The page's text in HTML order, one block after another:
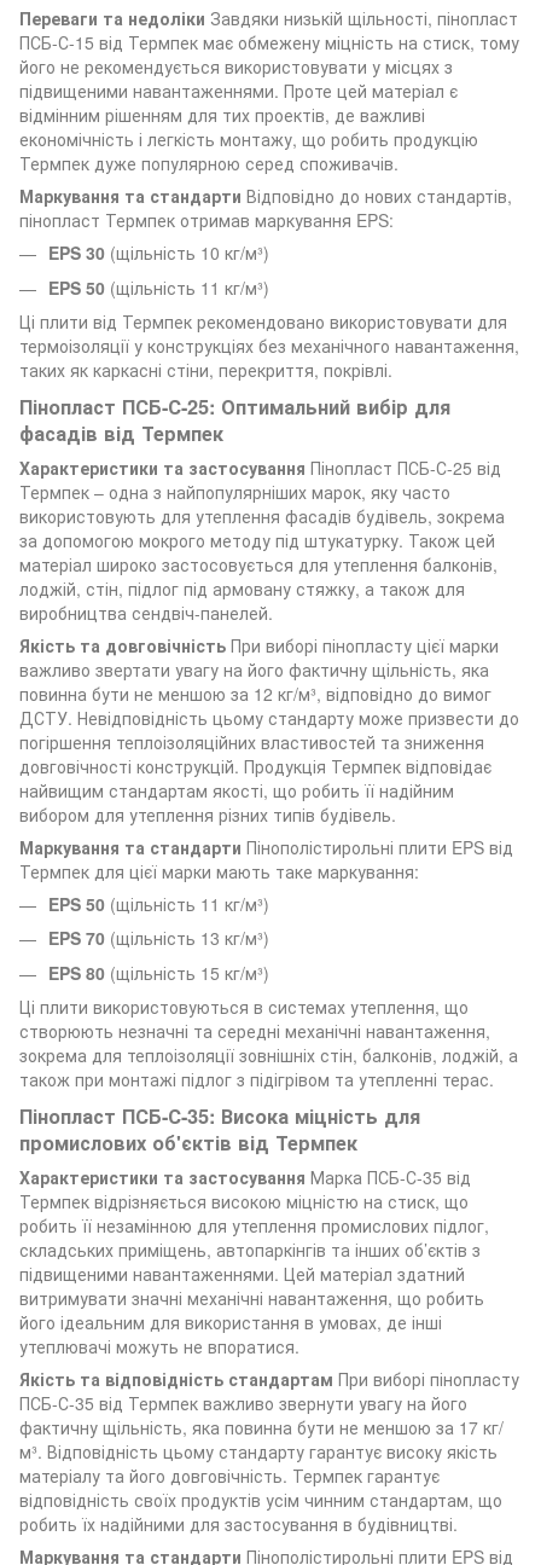
Переваги та недоліки Завдяки низькій щільності, пінопласт
ПСБ-С-15 від Термпек має обмежену міцність на стиск, тому
його не рекомендується використовувати у місцях з
підвищеними навантаженнями. Проте цей матеріал є
відмінним рішенням для тих проектів, де важливі
економічність і легкість монтажу, що робить продукцію
Термпек дуже популярною серед споживачів.
Маркування та стандарти Відповідно до нових стандартів,
пінопласт Термпек отримав маркування EPS:
EPS 30 (щільність 10 кг/м³)
EPS 50 (щільність 11 кг/м³)
Ці плити від Термпек рекомендовано використовувати для
термоізоляції у конструкціях без механічного навантаження,
таких як каркасні стіни, перекриття, покрівлі.
Пінопласт ПСБ-С-25: Оптимальний вибір для
фасадів від Термпек
Характеристики та застосування Пінопласт ПСБ-С-25 від
Термпек – одна з найпопулярніших марок, яку часто
використовують для утеплення фасадів будівель, зокрема
за допомогою мокрого методу під штукатурку. Також цей
матеріал широко застосовується для утеплення балконів,
лоджій, стін, підлог під армовану стяжку, а також для
виробництва сендвіч-панелей.
Якість та довговічність При виборі пінопласту цієї марки
важливо звертати увагу на його фактичну щільність, яка
повинна бути не меншою за 12 кг/м³, відповідно до вимог
ДСТУ. Невідповідність цьому стандарту може призвести до
погіршення теплоізоляційних властивостей та зниження
довговічності конструкцій. Продукція Термпек відповідає
найвищим стандартам якості, що робить її надійним
вибором для утеплення різних типів будівель.
Маркування та стандарти Пінополістирольні плити EPS від
Термпек для цієї марки мають таке маркування:
EPS 50 (щільність 11 кг/м³)
EPS 70 (щільність 13 кг/м³)
EPS 80 (щільність 15 кг/м³)
Ці плити використовуються в системах утеплення, що
створюють незначні та середні механічні навантаження,
зокрема для теплоізоляції зовнішніх стін, балконів, лоджій, а
також при монтажі підлог з підігрівом та утепленні терас.
Пінопласт ПСБ-С-35: Висока міцність для
промислових об'єктів від Термпек
Характеристики та застосування Марка ПСБ-С-35 від
Термпек відрізняється високою міцністю на стиск, що
робить її незамінною для утеплення промислових підлог,
складських приміщень, автопаркінгів та інших об’єктів з
підвищеними навантаженнями. Цей матеріал здатний
витримувати значні механічні навантаження, що робить
його ідеальним для використання в умовах, де інші
утеплювачі можуть не впоратися.
Якість та відповідність стандартам При виборі пінопласту
ПСБ-С-35 від Термпек важливо звернути увагу на його
фактичну щільність, яка повинна бути не меншою за 17 кг/
м³. Відповідність цьому стандарту гарантує високу якість
матеріалу та його довговічність. Термпек гарантує
відповідність своїх продуктів усім чинним стандартам, що
робить їх надійними для застосування в будівництві.
Маркування та стандарти Пінополістирольні плити EPS від